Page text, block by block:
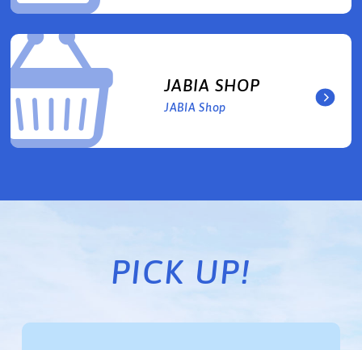
JABIA SHOP
JABIA Shop
PICK UP!